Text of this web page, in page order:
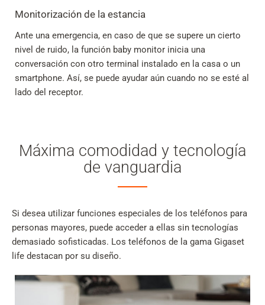
Monitorización de la estancia
Ante una emergencia, en caso de que se supere un cierto
nivel de ruido, la función baby monitor inicia una
conversación con otro terminal instalado en la casa o un
smartphone. Así, se puede ayudar aún cuando no se esté al
lado del receptor.
Máxima comodidad y tecnología
de vanguardia
Si desea utilizar funciones especiales de los teléfonos para
personas mayores, puede acceder a ellas sin tecnologías
demasiado sofisticadas. Los teléfonos de la gama Gigaset
life destacan por su diseño.